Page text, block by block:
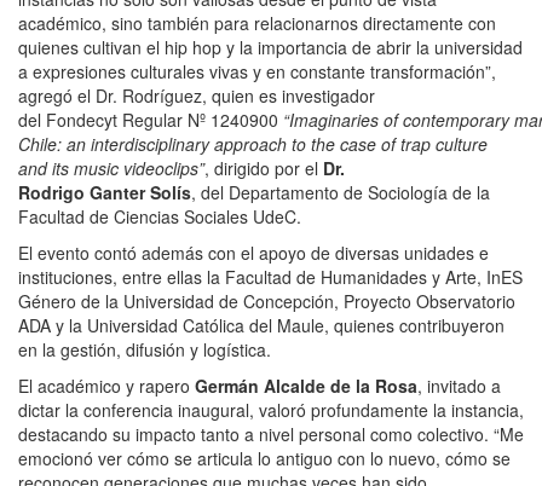
académico, sino también para relacionarnos directamente con
quienes cultivan el hip hop y la importancia de abrir la universidad
a expresiones culturales vivas y en constante transformación”,
agregó el Dr. Rodríguez, quien es investigador
del Fondecyt Regular Nº 1240900 “Imaginaries of contemporary
Chile: an interdisciplinary approach to the case of trap culture
and its music videoclips”, dirigido por el Dr.
Rodrigo Ganter Solís, del Departamento de Sociología de la
Facultad de Ciencias Sociales UdeC.
El evento contó además con el apoyo de diversas unidades e
instituciones, entre ellas la Facultad de Humanidades y Arte, InES
Género de la Universidad de Concepción, Proyecto Observatorio
ADA y la Universidad Católica del Maule, quienes contribuyeron
en la gestión, difusión y logística.
El académico y rapero Germán Alcalde de la Rosa, invitado a
dictar la conferencia inaugural, valoró profundamente la instancia,
destacando su impacto tanto a nivel personal como colectivo. “Me
emocionó ver cómo se articula lo antiguo con lo nuevo, cómo se